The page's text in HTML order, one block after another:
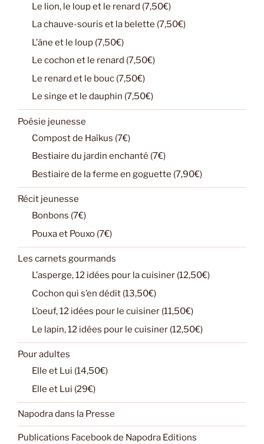
Le lion, le loup et le renard (7,50€)
La chauve-souris et la belette (7,50€)
L’âne et le loup (7,50€)
Le cochon et le renard (7,50€)
Le renard et le bouc (7,50€)
Le singe et le dauphin (7,50€)
Poésie jeunesse
Compost de Haïkus (7€)
Bestiaire du jardin enchanté (7€)
Bestiaire de la ferme en goguette (7,90€)
Récit jeunesse
Bonbons (7€)
Pouxa et Pouxo (7€)
Les carnets gourmands
L’asperge, 12 idées pour la cuisiner (12,50€)
Cochon qui s’en dédit (13,50€)
L’oeuf, 12 idées pour le cuisiner (11,50€)
Le lapin, 12 idées pour le cuisiner (12,50€)
Pour adultes
Elle et Lui (14,50€)
Elle et Lui (29€)
Napodra dans la Presse
Publications Facebook de Napodra Editions